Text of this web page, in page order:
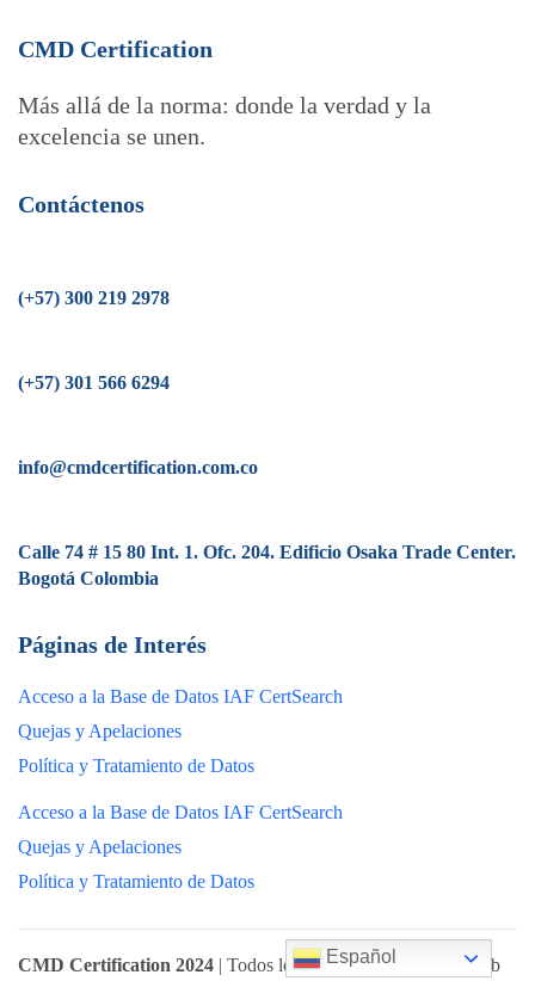
CMD Certification
Más allá de la norma: donde la verdad y la
excelencia se unen.
Contáctenos
(+57) 300 219 2978
(+57) 301 566 6294
info@cmdcertification.com.co
Calle 74 # 15 80 Int. 1. Ofc. 204. Edificio Osaka Trade Center.
Bogotá Colombia
Páginas de Interés
Acceso a la Base de Datos IAF CertSearch
Quejas y Apelaciones
Política y Tratamiento de Datos
Acceso a la Base de Datos IAF CertSearch
Quejas y Apelaciones
Política y Tratamiento de Datos
CMD Certification 2024 | Todos los derechos reservados. Web
Español